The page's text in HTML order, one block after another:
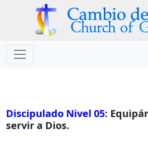
Discipulado Nivel 05:
servir a Dios.